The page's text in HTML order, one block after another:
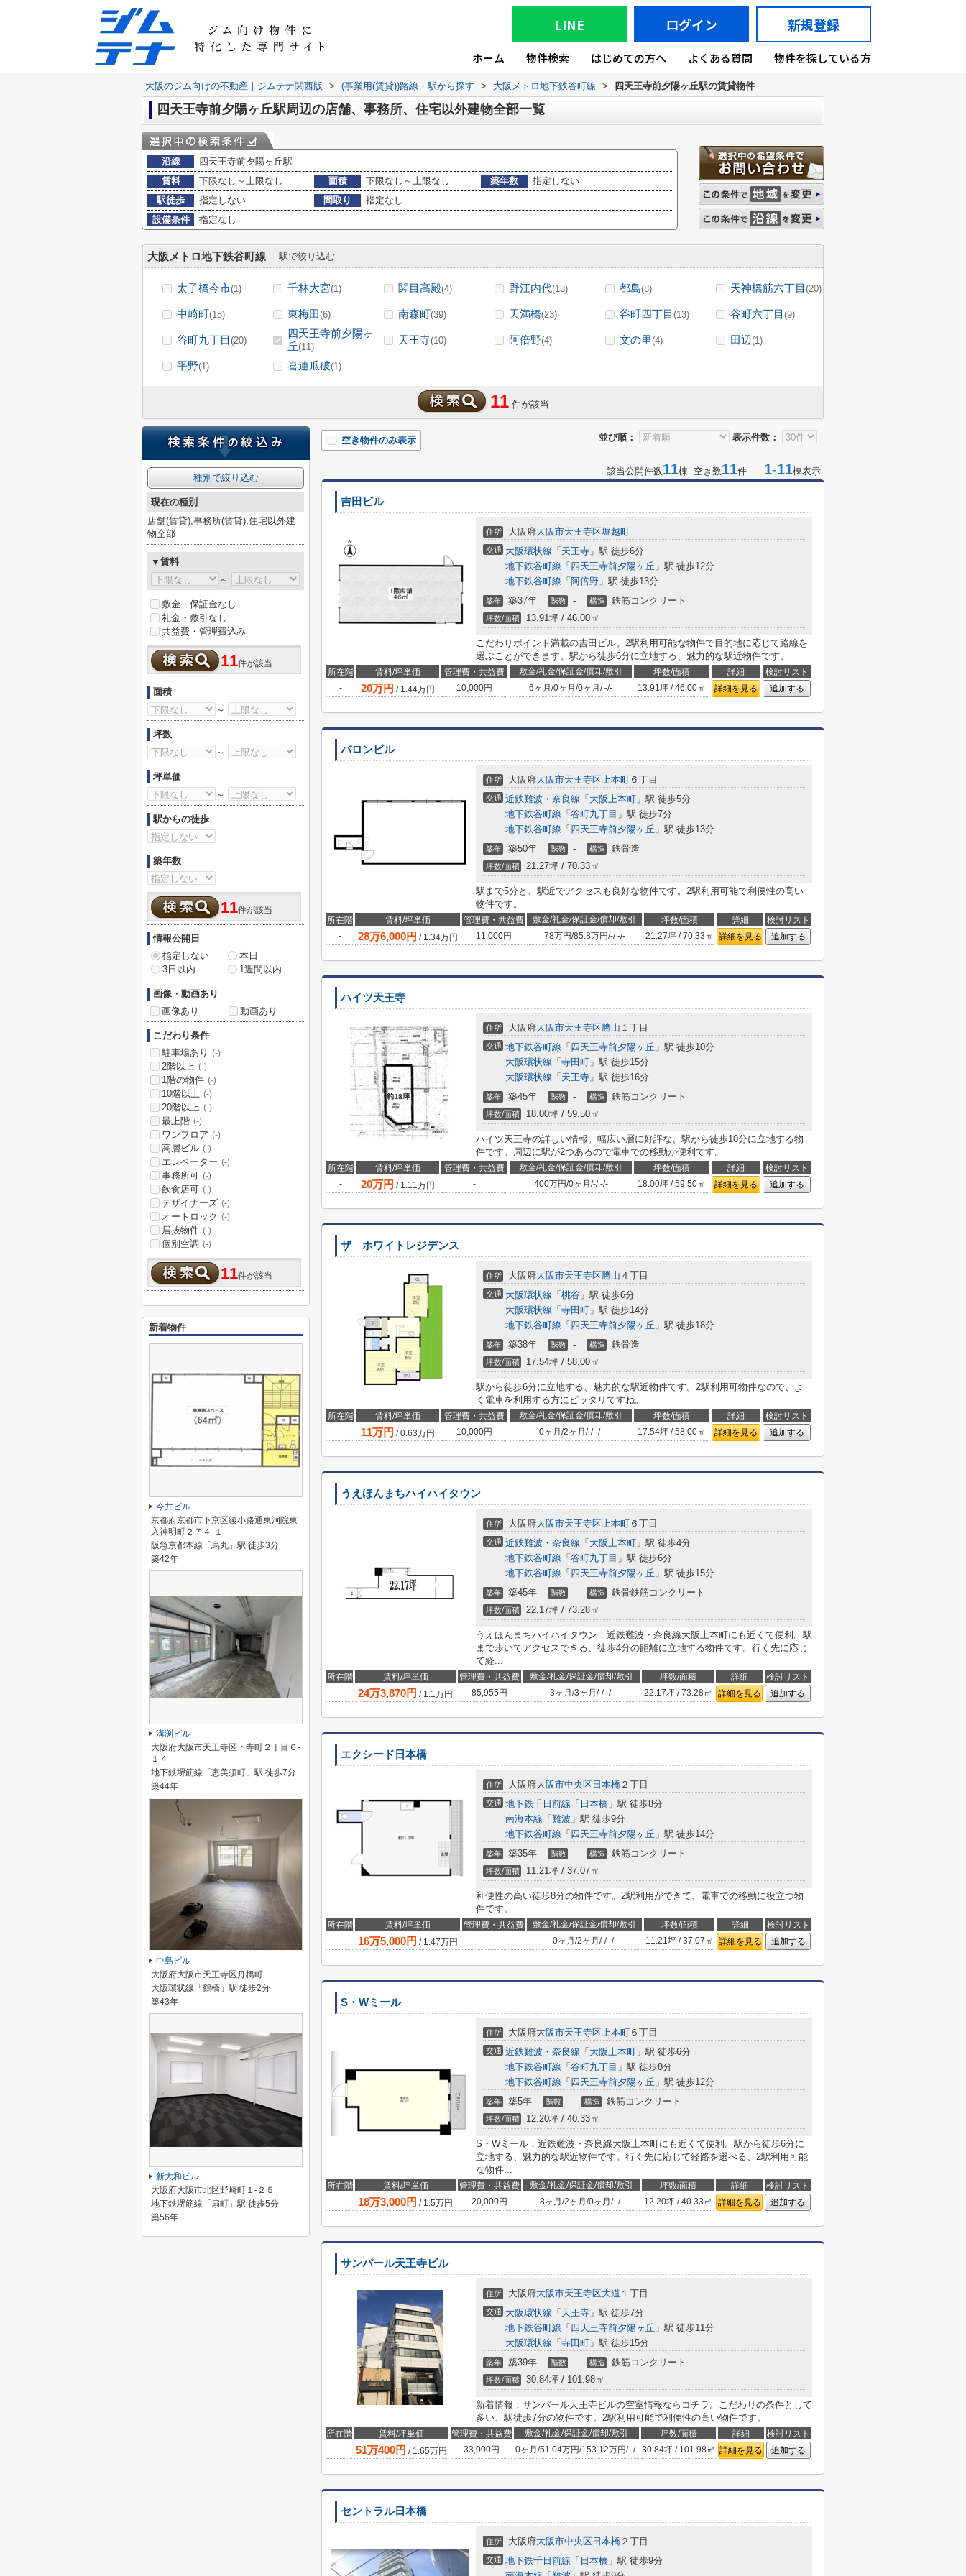
LINE ログイン 新規登録
ホーム 物件検索 はじめての方へ よくある質問 物件を探している方
大阪のジム向けの不動産｜ジムテナ関西版 > (事業用(賃貸))路線・駅から探す > 大阪メトロ地下鉄谷町線 > 四天王寺前夕陽ヶ丘駅の賃貸物件
四天王寺前夕陽ヶ丘駅周辺の店舗、事務所、住宅以外建物全部一覧
沿線
四天王寺前夕陽ヶ丘駅
賃料
下限なし～上限なし 面積 下限なし～上限なし 築年数
指定しない
駅徒歩
指定しない 間取り
指定なし
設備条件
指定なし
大阪メトロ地下鉄谷町線 駅で絞り込む
太子橋今市(1) 千林大宮(1) 関目高殿(4) 野江内代(13) 都島(8) 天神橋筋六丁目 (20)
中崎町(18) 東梅田(6) 南森町(39) 天満橋(23) 谷町四丁目 (13) 谷町六丁目 (9)
谷町九丁目 (20)
四天王寺前夕陽ヶ
丘(11)
天王寺(10) 阿倍野(4) 文の里(4) 田辺(1)
平野(1) 喜連瓜破(1)
11 件が該当
並び順： 表示件数：
空き物件のみ表示
該当公開件数11棟 空き数11件 1-11棟表示
吉田ビル
住所 大阪府大阪市天王寺区堀越町
交通 大阪環状線 「 天王寺 」駅 徒歩6分
地下鉄谷町線 「 四天王寺前夕陽ヶ丘 」駅 徒歩12分
地下鉄谷町線 「 阿倍野 」駅 徒歩13分
築年 築37年 階数 - 構造 鉄筋コンクリート
坪数/面積 13.91坪 / 46.00㎡
こだわりポイント満載の吉田ビル。2駅利用可能な物件で目的地に応じて路線を
選ぶことができます。駅から徒歩6分に立地する、魅力的な駅近物件です。
所在階 賃料/坪単価 管理費・共益費 敷金/礼金/保証金/償却/敷引 坪数/面積 詳細
検討リスト
-
20万円 / 1.44万円 10,000円 6ヶ月 /0ヶ月 /0ヶ月 /-/- 13.91坪 / 46.00㎡ 詳細を見る 追加する
バロンビル
住所 大阪府大阪市天王寺区上本町 ６丁目
交通 近鉄難波・奈良線 「 大阪上本町 」駅 徒歩5分
地下鉄谷町線 「 谷町九丁目 」駅 徒歩7分
地下鉄谷町線 「 四天王寺前夕陽ヶ丘 」駅 徒歩13分
築年 築50年 階数 - 構造 鉄骨造
坪数/面積 21.27坪 / 70.33㎡
駅まで5分と、駅近でアクセスも良好な物件です。2駅利用可能で利便性の高い
物件です。
所在階 賃料/坪単価 管理費・共益費 敷金/礼金/保証金/償却/敷引 坪数/面積 詳細
検討リスト
-
28万6,000円 / 1.34万円 11,000円 78万円/85.8万円/-/-/- 21.27坪 / 70.33㎡ 詳細を見る 追加する
ハイツ天王寺
住所 大阪府大阪市天王寺区勝山 １丁目
交通 地下鉄谷町線 「 四天王寺前夕陽ヶ丘 」駅 徒歩10分
大阪環状線 「 寺田町 」駅 徒歩15分
大阪環状線 「 天王寺 」駅 徒歩16分
築年 築45年 階数 - 構造 鉄筋コンクリート
坪数/面積 18.00坪 / 59.50㎡
ハイツ天王寺の詳しい情報。幅広い層に好評な、駅から徒歩10分に立地する物
件です。周辺に駅が2つあるので電車での移動が便利です。
所在階 賃料/坪単価 管理費・共益費 敷金/礼金/保証金/償却/敷引 坪数/面積 詳細
検討リスト
-
20万円 / 1.11万円 - 400万円/0ヶ月 /-/-/- 18.00坪 / 59.50㎡ 詳細を見る 追加する
ザ ホワイトレジデンス
住所 大阪府大阪市天王寺区勝山 ４丁目
交通 大阪環状線 「 桃谷 」駅 徒歩6分
大阪環状線 「 寺田町 」駅 徒歩14分
地下鉄谷町線 「 四天王寺前夕陽ヶ丘 」駅 徒歩18分
築年 築38年 階数 - 構造 鉄骨造
坪数/面積 17.54坪 / 58.00㎡
駅から徒歩6分に立地する、魅力的な駅近物件です。2駅利用可物件なので、よ
く電車を利用する方にピッタリですね。
所在階 賃料/坪単価 管理費・共益費 敷金/礼金/保証金/償却/敷引 坪数/面積 詳細
検討リスト
-
11万円 /0.63万円 10,000円 0ヶ月 /2ヶ月 /-/-/- 17.54坪 / 58.00㎡ 詳細を見る 追加する
うえほんまちハイハイタウン
住所 大阪府大阪市天王寺区上本町 ６丁目
交通 近鉄難波・奈良線 「 大阪上本町 」駅 徒歩4分
地下鉄谷町線 「 谷町九丁目 」駅 徒歩6分
地下鉄谷町線 「 四天王寺前夕陽ヶ丘 」駅 徒歩15分
築年 築45年 階数 - 構造 鉄骨鉄筋コンクリート
坪数/面積 22.17坪 / 73.28㎡
うえほんまちハイハイタウン：近鉄難波・奈良線大阪上本町にも近くて便利。駅
まで歩いてアクセスできる、徒歩4分の距離に立地する物件です。行く先に応じ
て経...
所在階 賃料/坪単価 管理費・共益費 敷金/礼金/保証金/償却/敷引 坪数/面積 詳細
検討リスト
-
24万3,870円 / 1.1万円 85,955円 3ヶ月 /3ヶ月 /-/-/- 22.17坪 / 73.28㎡ 詳細を見る 追加する
エクシード日本橋
住所 大阪府大阪市中央区 日本橋 ２丁目
交通 地下鉄千日前線 「 日本橋 」駅 徒歩8分
南海本線 「 難波 」駅 徒歩9分
地下鉄谷町線 「 四天王寺前夕陽ヶ丘 」駅 徒歩14分
築年 築35年 階数 - 構造 鉄筋コンクリート
坪数/面積 11.21坪 / 37.07㎡
利便性の高い徒歩8分の物件です。2駅利用ができて、電車での移動に役立つ物
件です。
所在階 賃料/坪単価 管理費・共益費 敷金/礼金/保証金/償却/敷引 坪数/面積 詳細
検討リスト
-
16万5,000円 / 1.47万円 - 0ヶ月 /2ヶ月 /-/-/- 11.21坪 / 37.07㎡ 詳細を見る 追加する
S・Wミール
住所 大阪府大阪市天王寺区上本町 ６丁目
交通 近鉄難波・奈良線 「 大阪上本町 」駅 徒歩6分
地下鉄谷町線 「 谷町九丁目 」駅 徒歩8分
地下鉄谷町線 「 四天王寺前夕陽ヶ丘 」駅 徒歩12分
築年 築5年 階数 - 構造 鉄筋コンクリート
坪数/面積 12.20坪 / 40.33㎡
S・Wミール：近鉄難波・奈良線大阪上本町にも近くて便利。駅から徒歩6分に
立地する、魅力的な駅近物件です。行く先に応じて経路を選べる、2駅利用可能
な物件...
所在階 賃料/坪単価 管理費・共益費 敷金/礼金/保証金/償却/敷引 坪数/面積 詳細
検討リスト
-
18万3,000円 / 1.5万円 20,000円 8ヶ月 /2ヶ月 /0ヶ月 /-/- 12.20坪 / 40.33㎡ 詳細を見る 追加する
サンパール天王寺ビル
住所 大阪府大阪市天王寺区大道 １丁目
交通 大阪環状線 「 天王寺 」駅 徒歩7分
地下鉄谷町線 「 四天王寺前夕陽ヶ丘 」駅 徒歩11分
大阪環状線 「 寺田町 」駅 徒歩15分
築年 築39年 階数 - 構造 鉄筋コンクリート
坪数/面積 30.84坪 / 101.98㎡
新着情報：サンパール天王寺ビルの空室情報ならコチラ。こだわりの条件として
多い、駅徒歩7分の物件です。2駅利用可能で利便性の高い物件です。
所在階 賃料/坪単価 管理費・共益費 敷金/礼金/保証金/償却/敷引 坪数/面積 詳細
検討リスト
-
51万400円 / 1.65万円 33,000円 0ヶ月 /51.04万円/153.12万円/-/- 30.84坪 / 101.98㎡ 詳細を見る 追加する
セントラル日本橋
住所 大阪府大阪市中央区 日本橋 ２丁目
交通 地下鉄千日前線 「 日本橋 」駅 徒歩9分
種別で絞り込む
現在の種別
店舗(賃貸),事務所(賃貸),住宅以外建
物全部
▼賃料
～
敷金・保証金なし
礼金・敷引なし
共益費・管理費込み
11件が該当
面積
～
坪数
～
坪単価
～
駅からの徒歩
築年数
11件が該当
情報公開日
指定しない
本日
3日以内
1週間以内
画像・動画あり
画像あり
動画あり
こだわり条件
駐車場あり
(-)
2階以上 (-)
1階の物件 (-)
10階以上 (-)
20階以上 (-)
最上階 (-)
ワンフロア (-)
高層ビル (-)
エレベーター (-)
事務所可 (-)
飲食店可 (-)
デザイナーズ (-)
オートロック (-)
居抜物件 (-)
個別空調 (-)
11件が該当
新着物件
今井ビル
京都府京都市下京区綾小路通東洞院東
入神明町２７４-１
阪急京都本線「烏丸」駅 徒歩3分
築42年
溝渕ビル
大阪府大阪市天王寺区下寺町２丁目６-
１４
地下鉄堺筋線「恵美須町」駅 徒歩7分
築44年
中島ビル
大阪府大阪市天王寺区舟橋町
大阪環状線「鶴橋」駅 徒歩2分
築43年
新大和ビル
大阪府大阪市北区野崎町１-２５
地下鉄堺筋線「扇町」駅 徒歩5分
築56年